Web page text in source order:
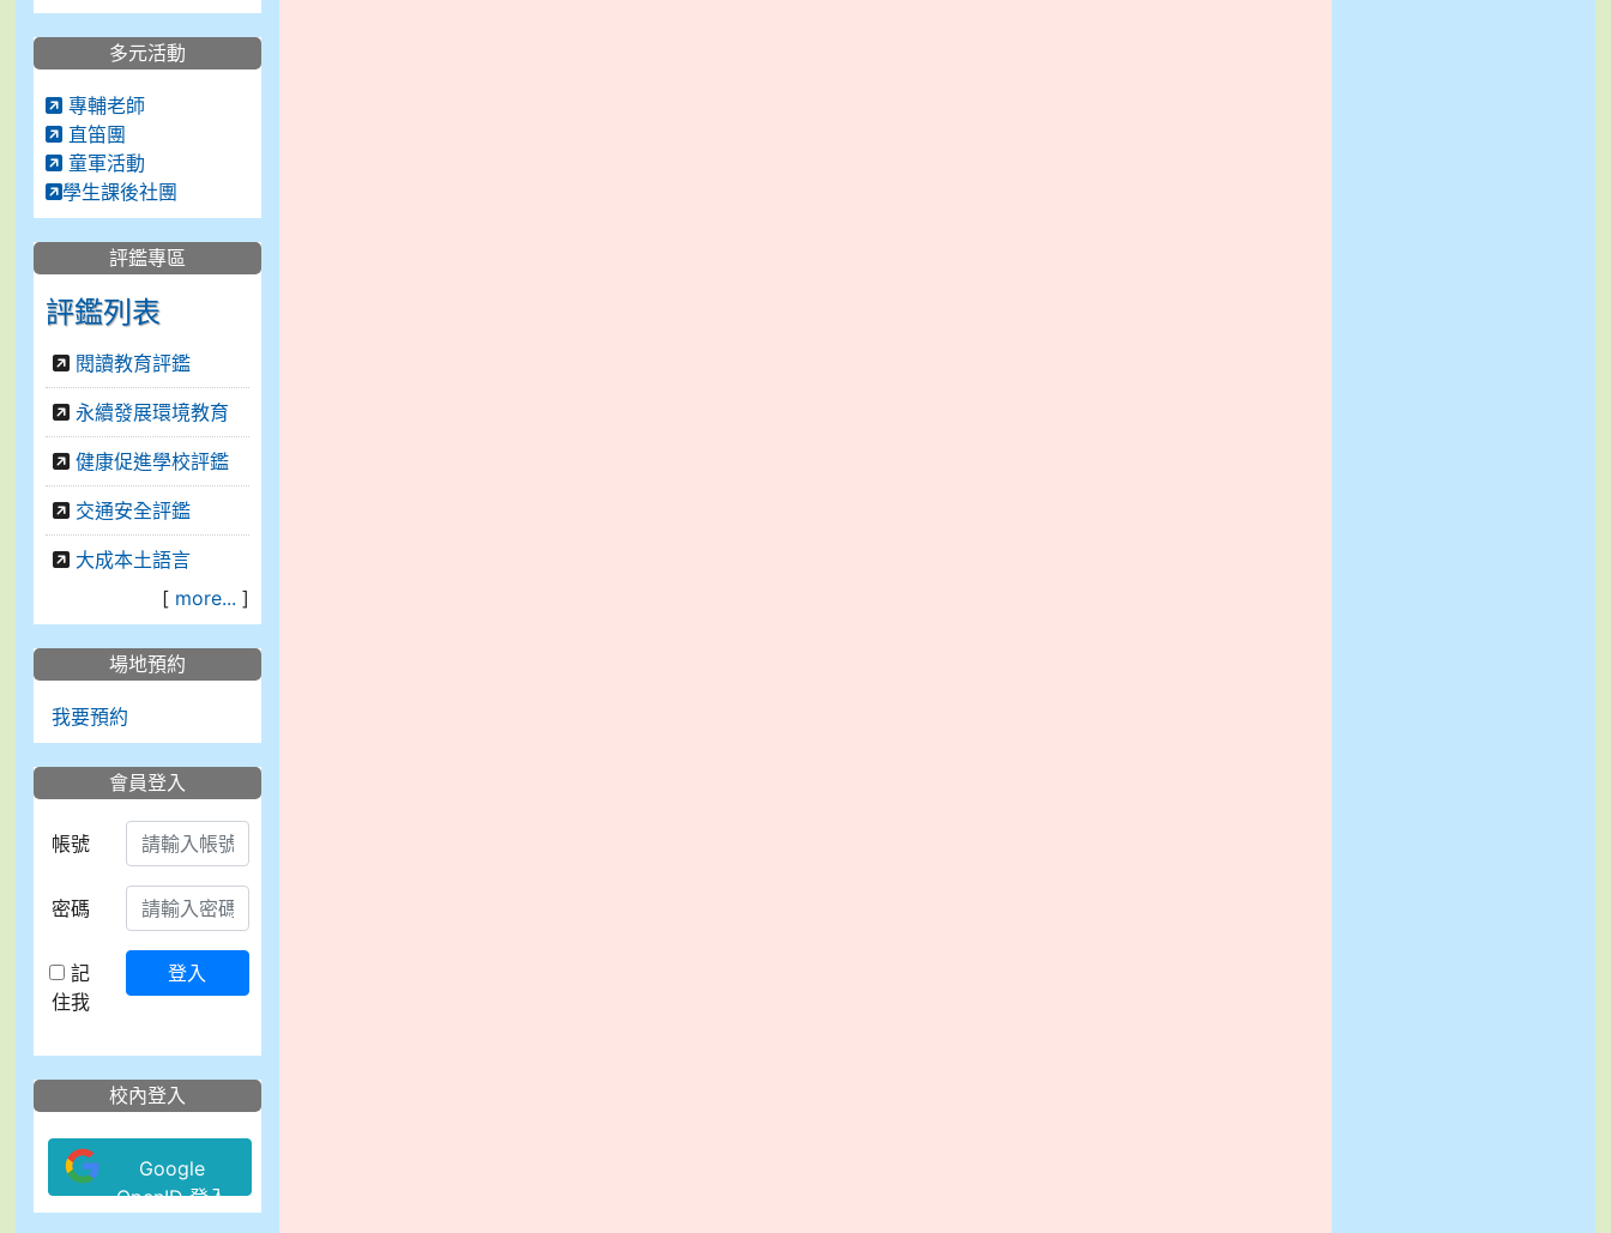
多元活動
專輔老師
直笛團
童軍活動
學生課後社團
評鑑專區
評鑑列表
閱讀教育評鑑
永續發展環境教育
健康促進學校評鑑
交通安全評鑑
大成本土語言
[ more... ]
場地預約
我要預約
會員登入
帳號
密碼
記
住我
登入
校內登入
Google
OpenID 登入